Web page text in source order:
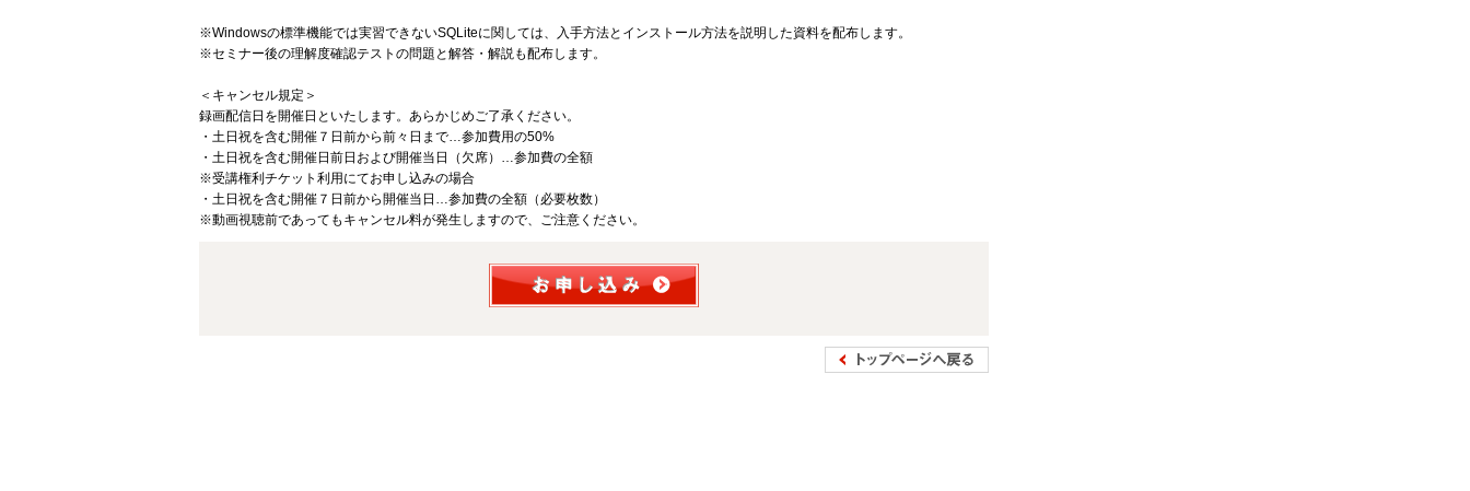
※Windowsの標準機能では実習できないSQLiteに関しては、入手方法とインストール方法を説明した資料を配布します。
※セミナー後の理解度確認テストの問題と解答・解説も配布します。
＜キャンセル規定＞
録画配信日を開催日といたします。あらかじめご了承ください。
・土日祝を含む開催７日前から前々日まで…参加費用の50%
・土日祝を含む開催日前日および開催当日（欠席）…参加費の全額
※受講権利チケット利用にてお申し込みの場合
・土日祝を含む開催７日前から開催当日…参加費の全額（必要枚数）
※動画視聴前であってもキャンセル料が発生しますので、ご注意ください。